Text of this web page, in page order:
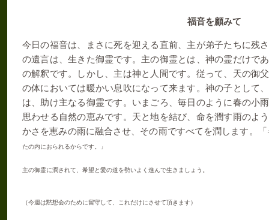
福音を顧みて
今日の福音は、まさに死を迎える直前、主が弟子たちに残
の遺言は、生きた御霊です。主の御霊とは、神の霊だけで
の解釈です。しかし、主は神と人間です。従って、天の御
の体においては暖かい息吹になって来ます。神の子として
は、助け主なる御霊です。いまごろ、毎日のように春の小
思わせる自然の恵みです。天と地を結び、命を潤す雨のよ
かさを恵みの雨に融合させ、その雨ですべてを潤します。「
たの内におられるからです。」
主の御霊に潤されて、希望と愛の道を勢いよく進んで生きましょう。
（今週は黙想会のために留守して、これだけにさせて頂きます）